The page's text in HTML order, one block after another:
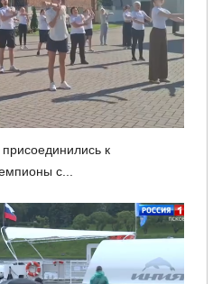
к
с...